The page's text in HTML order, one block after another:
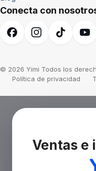
Conecta con
© 2026 Yimi Todos los
Política de privacidad
Ventas e